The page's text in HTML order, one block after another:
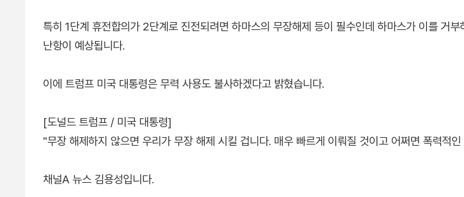
특히 1단계 휴전합의가 2단계로 진전되려면 하마스의 무장해제 등이 필수인데 하마스가 이를 거부
난항이 예상됩니다.
이에 트럼프 미국 대통령은 무력 사용도 불사하겠다고 밝혔습니다.
[도널드 트럼프 / 미국 대통령]
"무장 해제하지 않으면 우리가 무장 해제 시킬 겁니다. 매우 빠르게 이뤄질 것이고 어쩌면 폭력적인
채널A 뉴스 김용성입니다.